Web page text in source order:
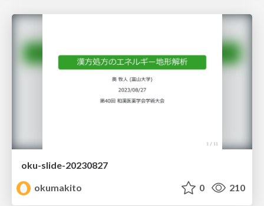
oku-slide-20230827
okumakito
0 210